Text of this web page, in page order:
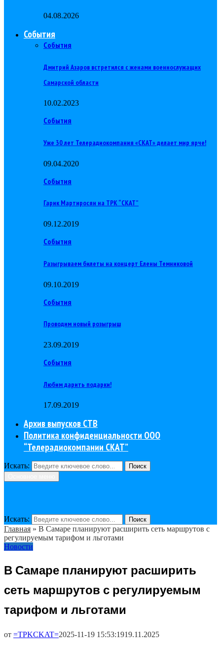
04.08.2026
События
События
Дмитрий Азаров встретился с женами военнослужащих
Самарской области
10.02.2023
События
Уже 30 лет Телерадиокомпания «СКАТ» делает мир ярче!
09.04.2020
События
Гарик Мартиросян на ТРК “СКАТ”
09.12.2019
События
Разыгрываем билеты на концерт Елены Темниковой
09.10.2019
События
Проводим новый розыгрыш
23.09.2019
События
Любим дарить подарки!
17.09.2019
Архив выпусков СТВ
Политика конфиденциальности ООО
“Телерадиокомпании СКАТ”
Искать:
Поиск
Искать: Поиск
Главная » В Самаре планируют расширить сеть маршрутов с
регулируемым тарифом и льготами
Новости
В Самаре планируют расширить
сеть маршрутов с регулируемым
тарифом и льготами
от =TPKCKAT=2025-11-19 15:53:1919.11.2025